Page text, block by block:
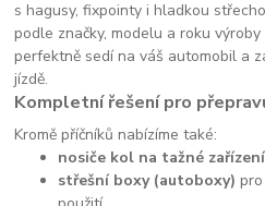
s hagusy, fixpointy i hladkou
podle značky, modelu a roku
perfektně sedí na váš automobil a
jízdě.
Kompletní řešení pro
Kromě příčníků nabízíme také:
nosiče kol na tažné
střešní boxy (autoboxy)